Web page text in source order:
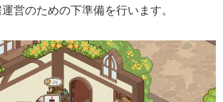
営のための下準備を行います。